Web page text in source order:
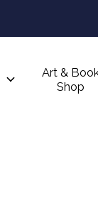
Art &
Shop